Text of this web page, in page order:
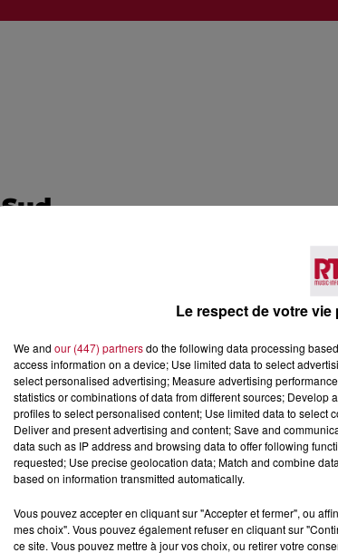
6 août 2026
NÎMES : « LE RÊVE DU
GLADIATEUR » INVESTIT LES
ARÈNES CES 3...
Après un franc succès l'été dernier, le
revient illuminer l'amphithéâtre
romain les 6, 7 et 8 août. Une fresque
nocturne...
4
Le respect de votre
We and our (447) partnersdo the following data processing
access information on a device; Use limited data to select
select personalised advertising; Measure advertising
statistics or combinations of data from different sources;
profiles to select personalised content; Use limited data to select
Deliver and present advertising and content; Save and
data such as IP address and browsing data to offer following
requested; Use precise geolocation data; Match and combine
based on information transmitted automatically.
Vous pouvez accepter en cliquant sur "Accepter et fermer", ou
mes choix". Vous pouvez également refuser en cliquant sur
ce site. Vous pouvez mettre à jour vos choix, ou retirer votre